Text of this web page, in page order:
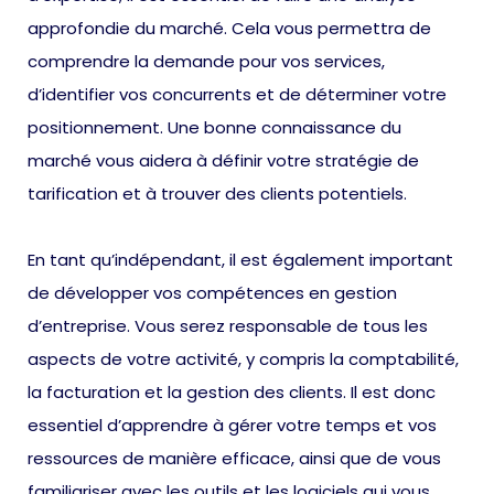
approfondie du marché. Cela vous permettra de
comprendre la demande pour vos services,
d’identifier vos concurrents et de déterminer votre
positionnement. Une bonne connaissance du
marché vous aidera à définir votre stratégie de
tarification et à trouver des clients potentiels.
En tant qu’indépendant, il est également important
de développer vos compétences en gestion
d’entreprise. Vous serez responsable de tous les
aspects de votre activité, y compris la comptabilité,
la facturation et la gestion des clients. Il est donc
essentiel d’apprendre à gérer votre temps et vos
ressources de manière efficace, ainsi que de vous